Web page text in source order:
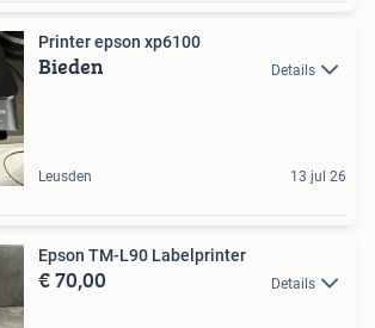
Printer epson xp6100
Bieden Details
Leusden 13 jul 26
Epson TM-L90 Labelprinter
€ 70,00 Details